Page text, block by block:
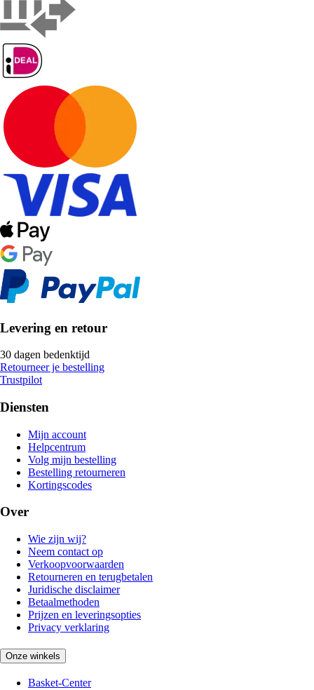
Levering en retour
30 dagen bedenktijd
Retourneer je bestelling
Trustpilot
Diensten
Mijn account
Helpcentrum
Volg mijn bestelling
Bestelling retourneren
Kortingscodes
Over
Wie zijn wij?
Neem contact op
Verkoopvoorwaarden
Retourneren en terugbetalen
Juridische disclaimer
Betaalmethoden
Prijzen en leveringsopties
Privacy verklaring
Onze winkels
Basket-Center